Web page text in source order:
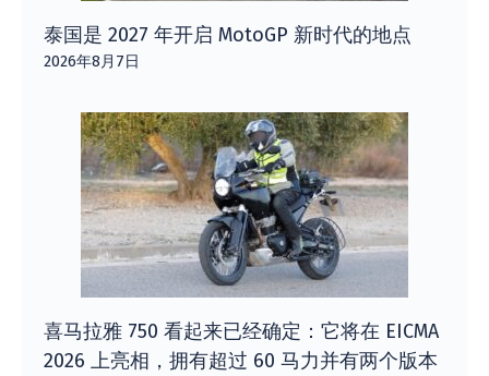
泰国是 2027 年开启 MotoGP 新时代的地点
2026年8月7日
喜马拉雅 750 看起来已经确定：它将在 EICMA
2026 上亮相，拥有超过 60 马力并有两个版本